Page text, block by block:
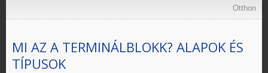
Otthon
MI AZ A TERMINÁLBLOKK? ALAPOK ÉS
TÍPUSOK